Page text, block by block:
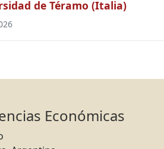
de Téramo (Italia)
Económicas